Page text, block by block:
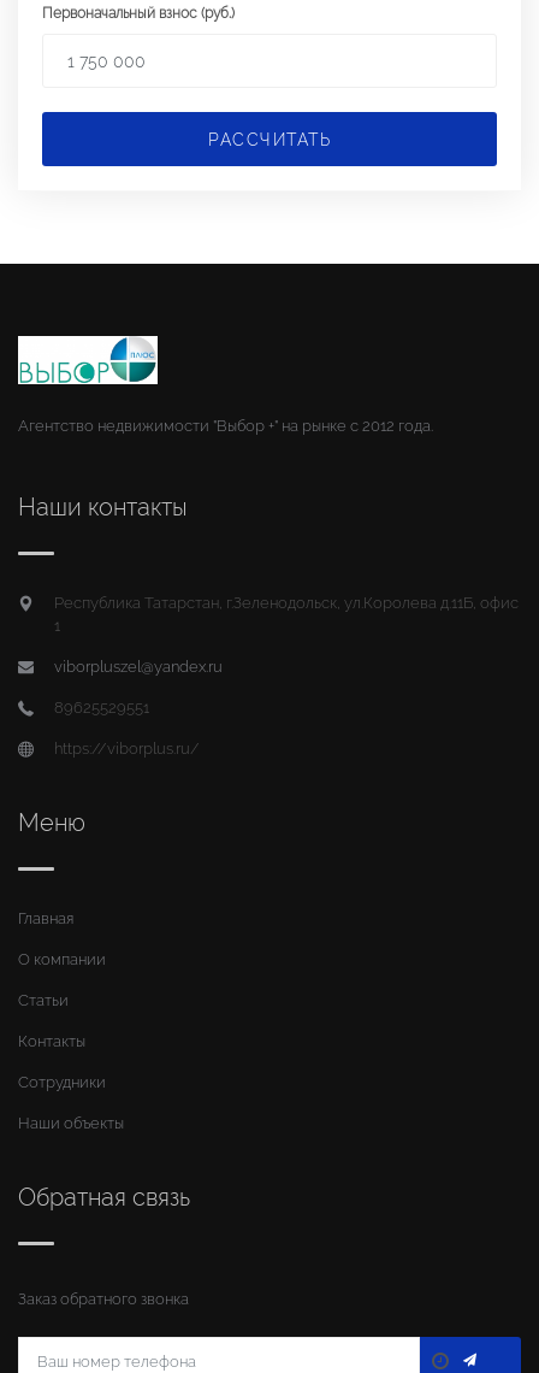
Первоначальный взнос (руб.)
РАССЧИТАТЬ
Агентство недвижимости "Выбор +" на рынке с 2012 года.
Наши контакты
Республика Татарстан, г.Зеленодольск, ул.Королева д.11Б, офис
1
viborpluszel@yandex.ru
89625529551
https://viborplus.ru/
Меню
Главная
О компании
Статьи
Контакты
Сотрудники
Наши объекты
Обратная связь
Заказ обратного звонка